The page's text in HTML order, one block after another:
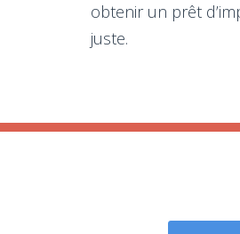
obtenir un prêt
juste.